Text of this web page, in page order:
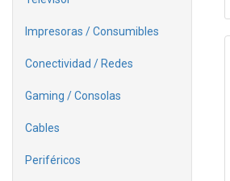
Impresoras / Consumibles
Conectividad / Redes
Gaming / Consolas
Cables
Periféricos